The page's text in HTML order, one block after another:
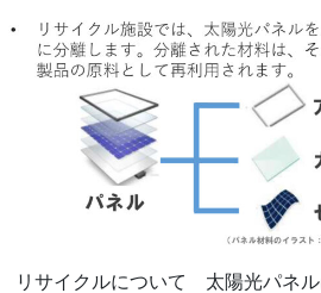
サイクルについて 太陽光パネル